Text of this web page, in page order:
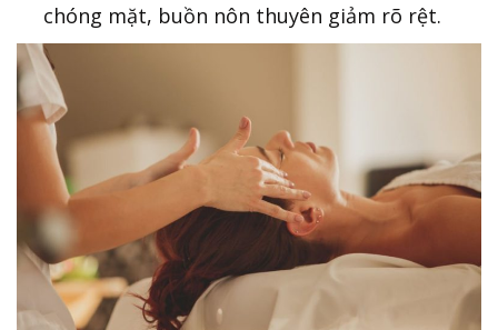
chóng mặt, buồn nôn thuyên giảm rõ rệt.